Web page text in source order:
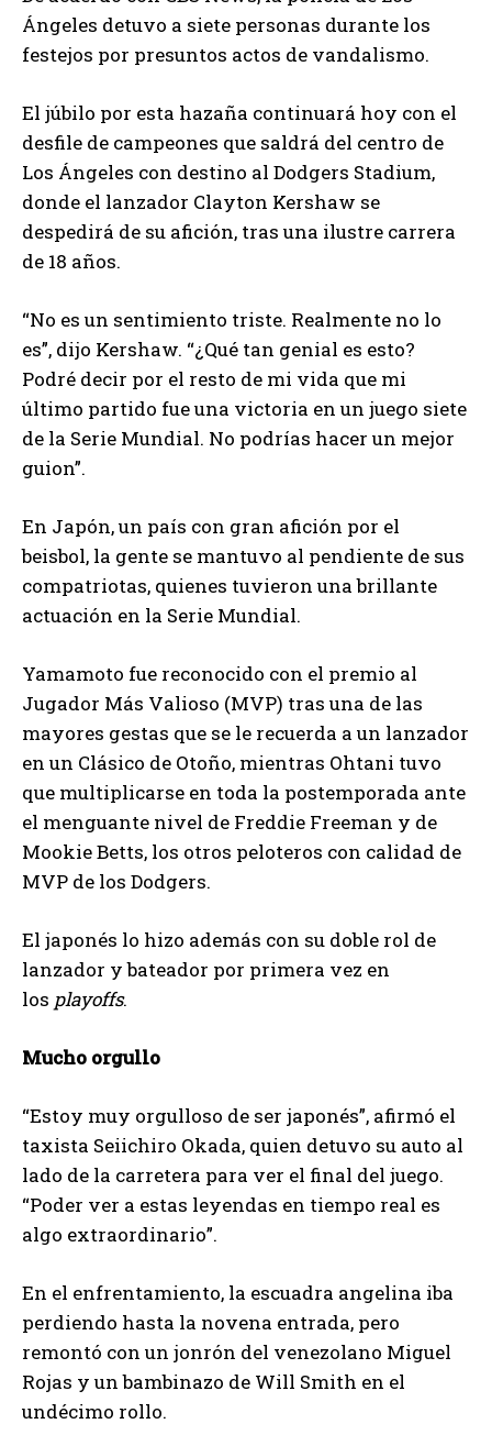
Ángeles detuvo a siete personas durante los
festejos por presuntos actos de vandalismo.
El júbilo por esta hazaña continuará hoy con el
desfile de campeones que saldrá del centro de
Los Ángeles con destino al Dodgers Stadium,
donde el lanzador Clayton Kershaw se
despedirá de su afición, tras una ilustre carrera
de 18 años.
“No es un sentimiento triste. Realmente no lo
es”, dijo Kershaw. “¿Qué tan genial es esto?
Podré decir por el resto de mi vida que mi
último partido fue una victoria en un juego siete
de la Serie Mundial. No podrías hacer un mejor
guion”.
En Japón, un país con gran afición por el
beisbol, la gente se mantuvo al pendiente de sus
compatriotas, quienes tuvieron una brillante
actuación en la Serie Mundial.
Yamamoto fue reconocido con el premio al
Jugador Más Valioso (MVP) tras una de las
mayores gestas que se le recuerda a un lanzador
en un Clásico de Otoño, mientras Ohtani tuvo
que multiplicarse en toda la postemporada ante
el menguante nivel de Freddie Freeman y de
Mookie Betts, los otros peloteros con calidad de
MVP de los Dodgers.
El japonés lo hizo además con su doble rol de
lanzador y bateador por primera vez en
los playoffs.
Mucho orgullo
“Estoy muy orgulloso de ser japonés”, afirmó el
taxista Seiichiro Okada, quien detuvo su auto al
lado de la carretera para ver el final del juego.
“Poder ver a estas leyendas en tiempo real es
algo extraordinario”.
En el enfrentamiento, la escuadra angelina iba
perdiendo hasta la novena entrada, pero
remontó con un jonrón del venezolano Miguel
Rojas y un bambinazo de Will Smith en el
undécimo rollo.